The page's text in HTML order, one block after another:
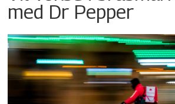
med Dr Pepper